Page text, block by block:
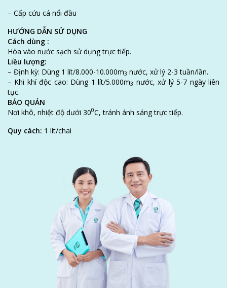
– Cấp cứu cá nổi đầu
HƯỚNG DẪN SỬ DỤNG
Cách dùng :
Hòa vào nước sạch sử dụng trực tiếp.
Liều lượng:
– Định kỳ: Dùng 1 lít/8.000-10.000m3 nước, xử lý 2-3 tuần/lần.
– Khi khí độc cao: Dùng 1 lít/5.000m3 nước, xử lý 5-7 ngày liên
tục.
BẢO QUẢN
Nơi khô, nhiệt độ dưới 300C, tránh ánh sáng trực tiếp.
Quy cách: 1 lít/chai
LIÊN HỆ NGAY
Hãy liên hệ ngay với đội ngũ chuyên gia của VAQ để được hỗ trợ
kịp thời.